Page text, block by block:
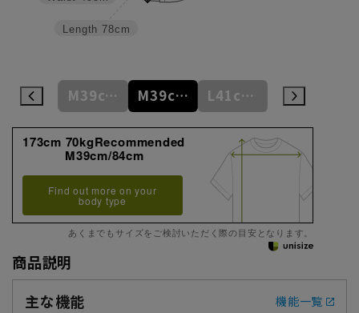
Length 78cm
S37cm/82cm M39cm/80cm M39cm/84cm L41cm/82cm
173cm 70kgRecommended
M39cm/84cm
Find out more on your
body type
あくまでもサイズをご検討いただく際の目安となります。
商品説明
主な機能
機能一覧